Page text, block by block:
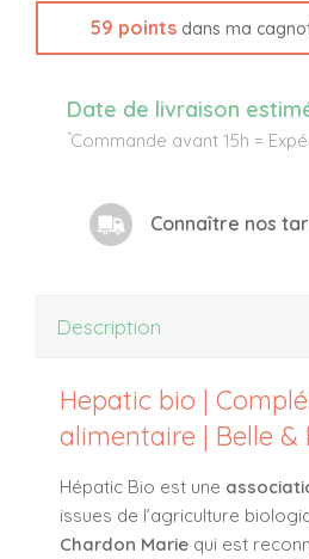
59 points dans ma
Date de livraison
*Commande avant 15h =
Connaître nos
Description
Hepatic bio |
alimentaire | Belle &
Hépatic Bio est une
issues de l’agriculture
Chardon Marie qui est